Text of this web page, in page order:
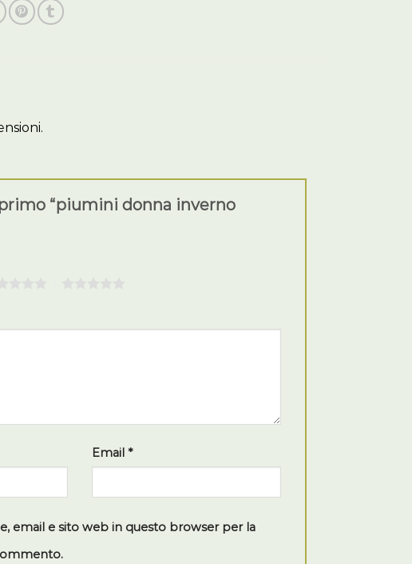
“piumini donna inverno
Email *
email e sito web in questo browser per la